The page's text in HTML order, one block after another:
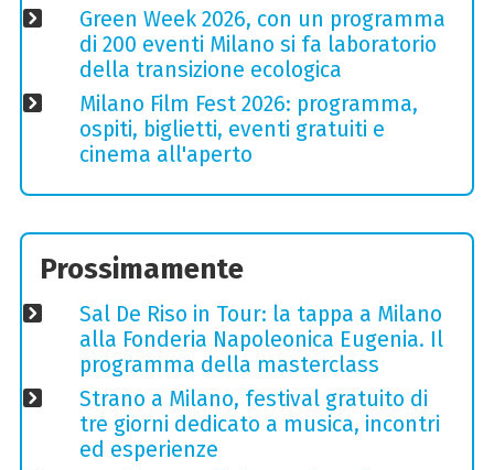
Green Week 2026, con un programma
di 200 eventi Milano si fa laboratorio
della transizione ecologica
Milano Film Fest 2026: programma,
ospiti, biglietti, eventi gratuiti e
cinema all'aperto
Prossimamente
Sal De Riso in Tour: la tappa a Milano
alla Fonderia Napoleonica Eugenia. Il
programma della masterclass
Strano a Milano, festival gratuito di
tre giorni dedicato a musica, incontri
ed esperienze